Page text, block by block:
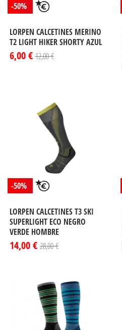
-50%
LORPEN CALCETINES MERINO
T2 LIGHT HIKER SHORTY AZUL
6,00 € 12,00 €
-50%
LORPEN CALCETINES T3 SKI
SUPERLIGHT ECO NEGRO
VERDE HOMBRE
14,00 € 28,00 €